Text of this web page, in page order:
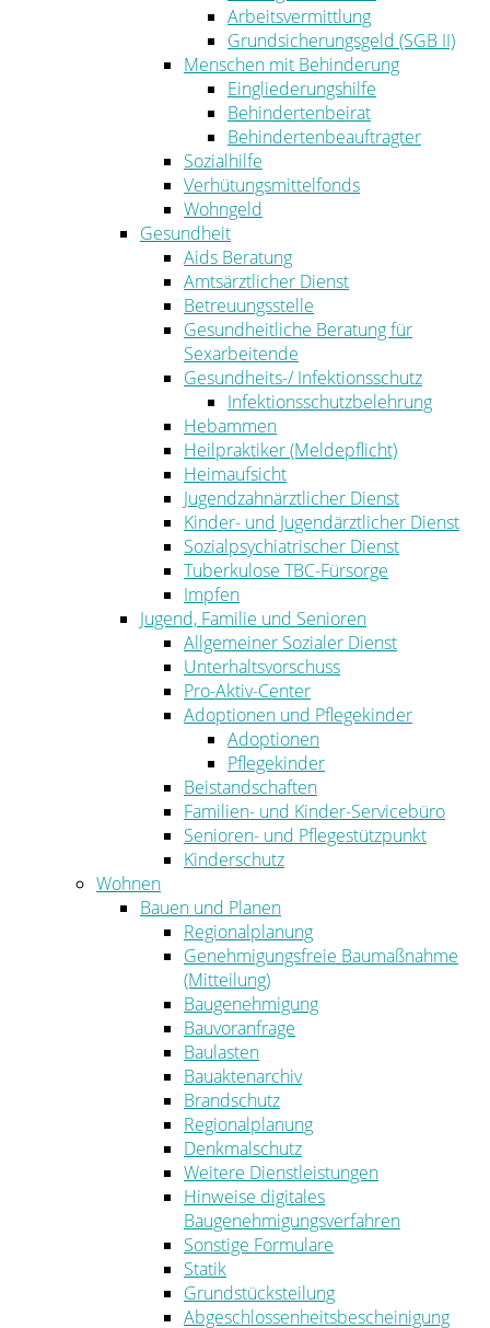
Arbeitsvermittlung
Grundsicherungsgeld (SGB II)
Menschen mit Behinderung
Eingliederungshilfe
Behindertenbeirat
Behindertenbeauftragter
Sozialhilfe
Verhütungsmittelfonds
Wohngeld
Gesundheit
Aids Beratung
Amtsärztlicher Dienst
Betreuungsstelle
Gesundheitliche Beratung für
Sexarbeitende
Gesundheits-/ Infektionsschutz
Infektionsschutzbelehrung
Hebammen
Heilpraktiker (Meldepflicht)
Heimaufsicht
Jugendzahnärztlicher Dienst
Kinder- und Jugendärztlicher Dienst
Sozialpsychiatrischer Dienst
Tuberkulose TBC-Fürsorge
Impfen
Jugend, Familie und Senioren
Allgemeiner Sozialer Dienst
Unterhaltsvorschuss
Pro-Aktiv-Center
Adoptionen und Pflegekinder
Adoptionen
Pflegekinder
Beistandschaften
Familien- und Kinder-Servicebüro
Senioren- und Pflegestützpunkt
Kinderschutz
Wohnen
Bauen und Planen
Regionalplanung
Genehmigungsfreie Baumaßnahme
(Mitteilung)
Baugenehmigung
Bauvoranfrage
Baulasten
Bauaktenarchiv
Brandschutz
Regionalplanung
Denkmalschutz
Weitere Dienstleistungen
Hinweise digitales
Baugenehmigungsverfahren
Sonstige Formulare
Statik
Grundstücksteilung
Abgeschlossenheitsbescheinigung